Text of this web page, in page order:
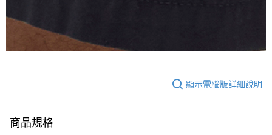
顯示電腦版詳細說明
商品規格